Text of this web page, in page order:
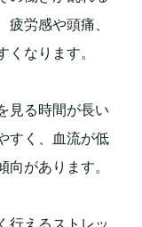
疲労感や頭痛、
くなります。
見る時間が長い
すく、血流が低
があります。
行えるストレッ